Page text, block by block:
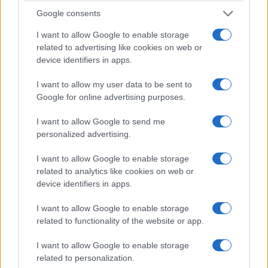
Google consents
I want to allow Google to enable storage
related to advertising like cookies on web or
device identifiers in apps.
I want to allow my user data to be sent to
Google for online advertising purposes.
I want to allow Google to send me
personalized advertising.
I want to allow Google to enable storage
related to analytics like cookies on web or
device identifiers in apps.
I want to allow Google to enable storage
related to functionality of the website or app.
I want to allow Google to enable storage
related to personalization.
Fabiola non crede che quella separazione sarebbe
Pino avrebbero continuato a discutere, ad
“arrabbiarsi” — usa proprio questa parola ma che
non sarebbero riusciti a disfare quel “noi”
fortemente voluto fin dall’inizio. È la stessa logica